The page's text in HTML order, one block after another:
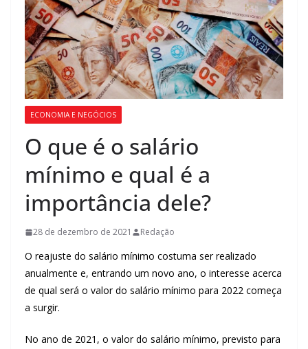
ECONOMIA E NEGÓCIOS
O que é o salário
mínimo e qual é a
importância dele?
28 de dezembro de 2021 Redação
O reajuste do salário mínimo costuma ser realizado
anualmente e, entrando um novo ano, o interesse acerca
de qual será o valor do salário mínimo para 2022 começa
a surgir.
No ano de 2021, o valor do salário mínimo, previsto para